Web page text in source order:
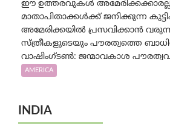
ഈ ഉത്തരവുകൾ
മാതാപിതാക്കൾക്ക് ജനിക്കുന്ന
അമേരിക്കയിൽ പ്രസവിക്കാൻ
സ്ത്രീകളുടെയും പൗരത്വത്തെ
വാഷിംഗ്ടണ്‍: ജന്മാവകാശ
AMERICA
INDIA